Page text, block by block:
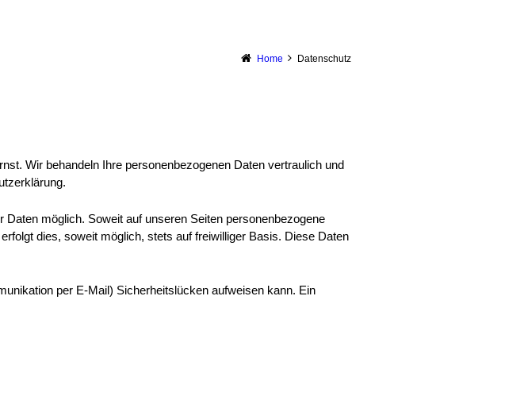
Home Datenschutz
Wir behandeln Ihre personenbezogenen Daten vertraulich und
möglich. Soweit auf unseren Seiten personenbezogene
dies, soweit möglich, stets auf freiwilliger Basis. Diese Daten
per E-Mail) Sicherheitslücken aufweisen kann. Ein